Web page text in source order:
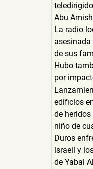
Abu
La radio
de sus
Hubo
por
edificios
de
niño de
Duros
israelí y
de Yabal